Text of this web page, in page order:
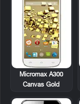
Micromax A300
Canvas Gold